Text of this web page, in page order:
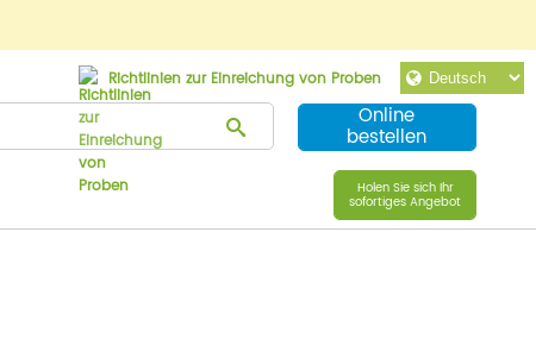
Richtlinien zur Einreichung von Proben
Online
bestellen
Holen Sie sich Ihr
sofortiges Angebot